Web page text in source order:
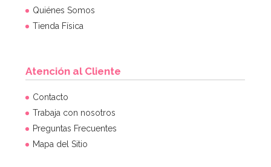
Guirnalda Navidad Merry Christmas 3,60 m
Quiénes Somos
Tienda Física
Atención al Cliente
Contacto
Trabaja con nosotros
Preguntas Frecuentes
Mapa del Sitio